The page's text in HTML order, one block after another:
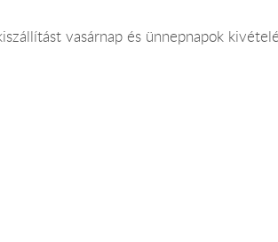
vasárnap és ünnepnapok